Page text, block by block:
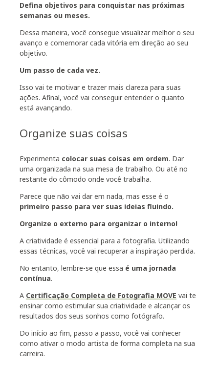
Defina objetivos para conquistar nas próximas
semanas ou meses.
Dessa maneira, você consegue visualizar melhor o seu
avanço e comemorar cada vitória em direção ao seu
objetivo.
Um passo de cada vez.
Isso vai te motivar e trazer mais clareza para suas
ações. Afinal, você vai conseguir entender o quanto
está avançando.
Organize suas coisas
Experimenta colocar suas coisas em ordem. Dar
uma organizada na sua mesa de trabalho. Ou até no
restante do cômodo onde você trabalha.
Parece que não vai dar em nada, mas esse é o
primeiro passo para ver suas ideias fluindo.
Organize o externo para organizar o interno!
A criatividade é essencial para a fotografia. Utilizando
essas técnicas, você vai recuperar a inspiração perdida.
No entanto, lembre-se que essa é uma jornada
contínua.
A Certificação Completa de Fotografia MOVE vai te
ensinar como estimular sua criatividade e alcançar os
resultados dos seus sonhos como fotógrafo.
Do início ao fim, passo a passo, você vai conhecer
como ativar o modo artista de forma completa na sua
carreira.